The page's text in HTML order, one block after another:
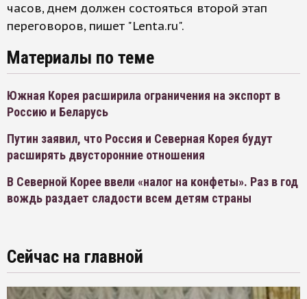
часов, днем должен состояться второй этап
переговоров, пишет "Lenta.ru".
Материалы по теме
Южная Корея расширила ограничения на экспорт в
Россию и Беларусь
Путин заявил, что Россия и Северная Корея будут
расширять двусторонние отношения
В Северной Корее ввели «налог на конфеты». Раз в год
вождь раздает сладости всем детям страны
Сейчас на главной